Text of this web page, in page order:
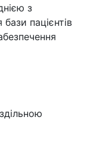
з
пацієнтів